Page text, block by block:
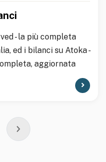
- la più completa
ed i bilanci su Atoka -
aggiornata